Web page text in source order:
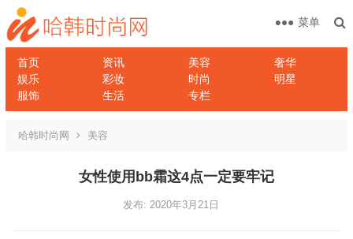
首页 资讯 美容
奢华
娱乐
彩妆 时尚
明星
服饰
生活 专栏
菜单
哈韩时尚网 美容
女性使用bb霜这4点一定要牢记
发布: 2020年3月21日